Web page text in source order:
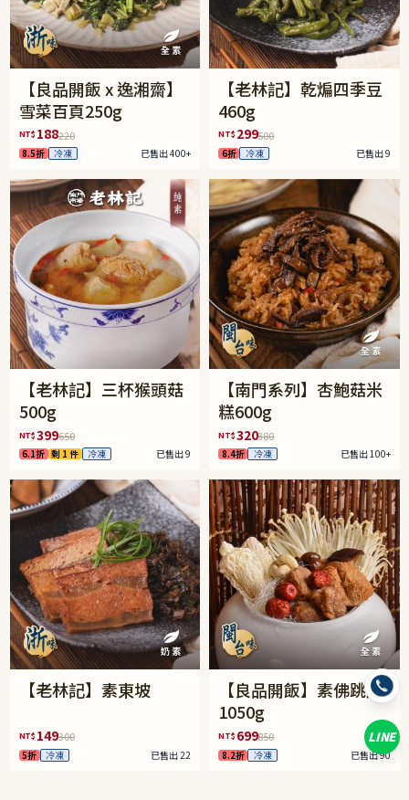
【良品開飯 x 逸湘齋】
雪菜百頁250g
NT$ 188220
8.5折 冷凍 已售出 400+
【老林記】乾煸四季豆
460g
NT$ 299500
6折 冷凍 已售出 9
【老林記】三杯猴頭菇
500g
NT$399650
6.1折 剩 1 件 冷凍 已售出 9
【南門系列】杏鮑菇米
糕600g
NT$320380
8.4折 冷凍 已售出 100+
【老林記】素東坡
NT$ 149300
5折 冷凍 已售出 22
【良品開飯】素佛跳牆
1050g
NT$ 699850
8.2折 冷凍 已售出 90
LINE